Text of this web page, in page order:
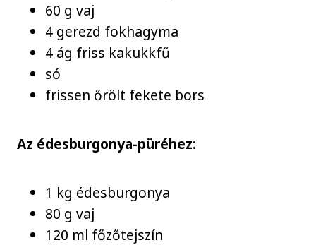
60 g vaj
4 gerezd fokhagyma
4 ág friss kakukkfű
só
frissen őrölt fekete bors
Az édesburgonya-püréhez:
1 kg édesburgonya
80 g vaj
120 ml főzőtejszín